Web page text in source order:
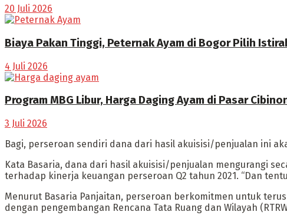
20 Juli 2026
Biaya Pakan Tinggi, Peternak Ayam di Bogor Pilih
4 Juli 2026
Program MBG Libur, Harga Daging Ayam di Pasar
3 Juli 2026
Bagi, perseroan sendiri dana dari hasil akuisisi/penjualan ini
Kata Basaria, dana dari hasil akuisisi/penjualan mengurangi
terhadap kinerja keuangan perseroan Q2 tahun 2021. “Dan
Menurut Basaria Panjaitan, perseroan berkomitmen untuk
dengan pengembangan Rencana Tata Ruang dan Wilayah